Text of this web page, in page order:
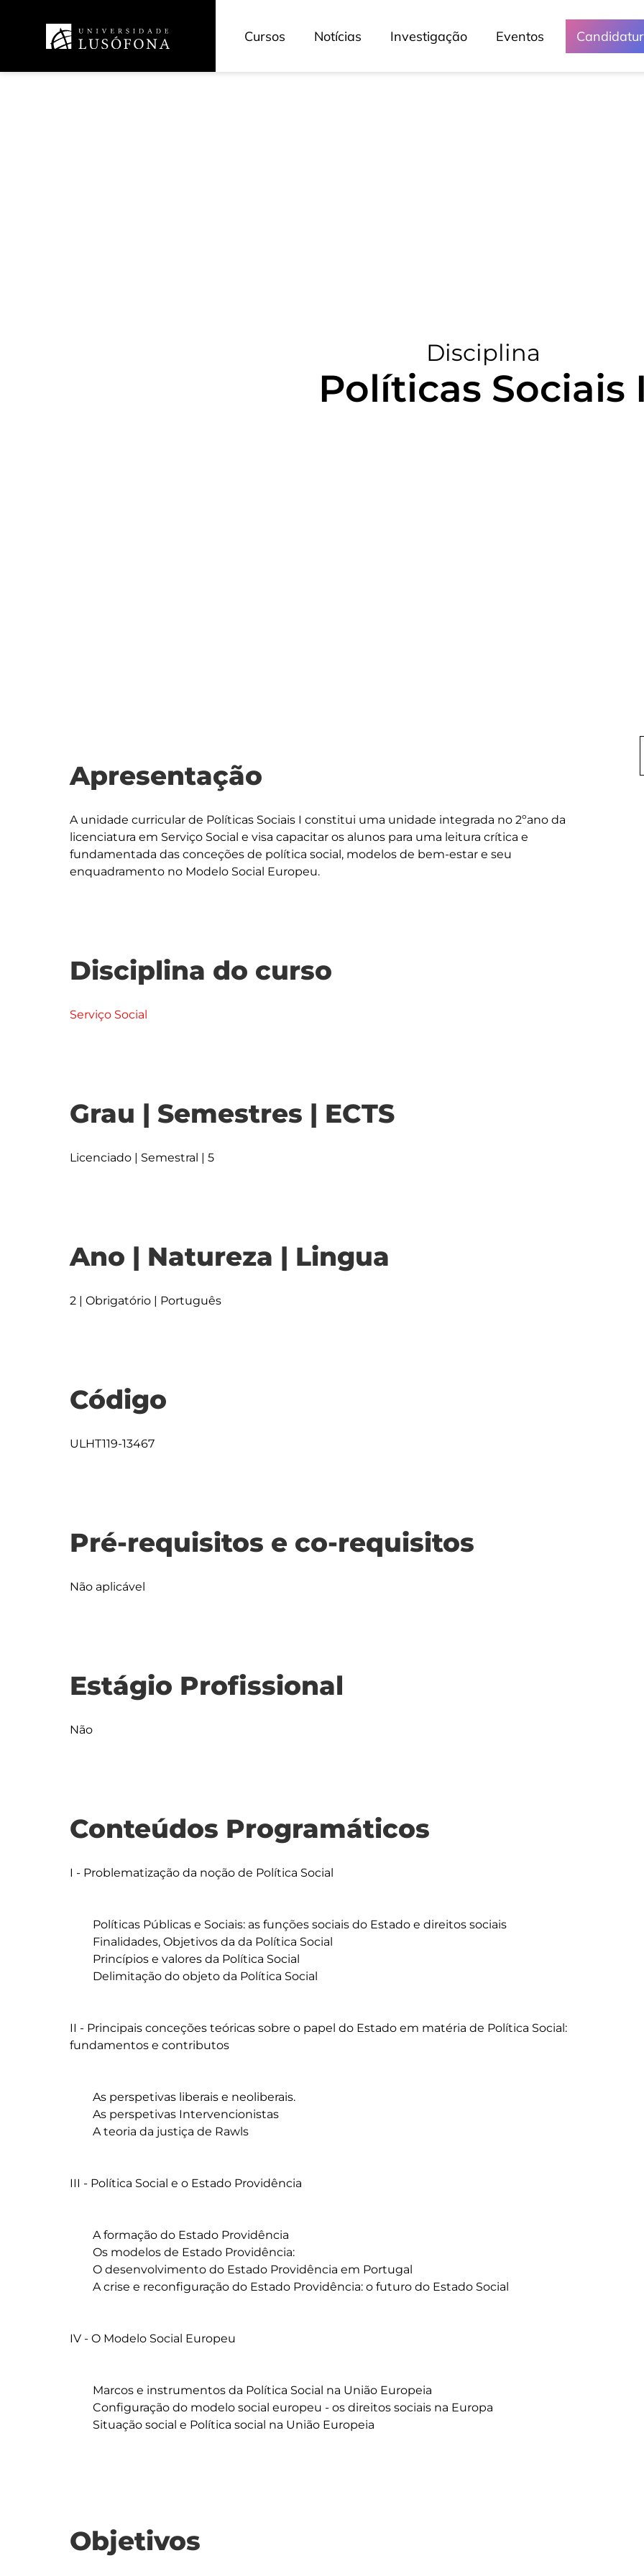
Cursos Notícias Investigação Eventos
Disciplina
Políticas Sociais I
Apresentação
A unidade curricular de Políticas Sociais I constitui uma unidade integrada no 2ºano da
licenciatura em Serviço Social e visa capacitar os alunos para uma leitura crítica e
fundamentada das conceções de política social, modelos de bem-estar e seu
Disciplina do curso
Serviço Social
Grau | Semestres | ECTS
Licenciado | Semestral | 5
Ano | Natureza | Lingua
2 | Obrigatório | Português
Código
ULHT119-13467
Pré-requisitos e co-requisitos
Não aplicável
Estágio Profissional
Não
Conteúdos Programáticos
I - Problematização da noção de Política Social
II - Principais conceções teóricas sobre o papel do Estado em matéria de Política Social:
fundamentos e contributos
III - Política Social e o Estado Providência
IV - O Modelo Social Europeu
Objetivos